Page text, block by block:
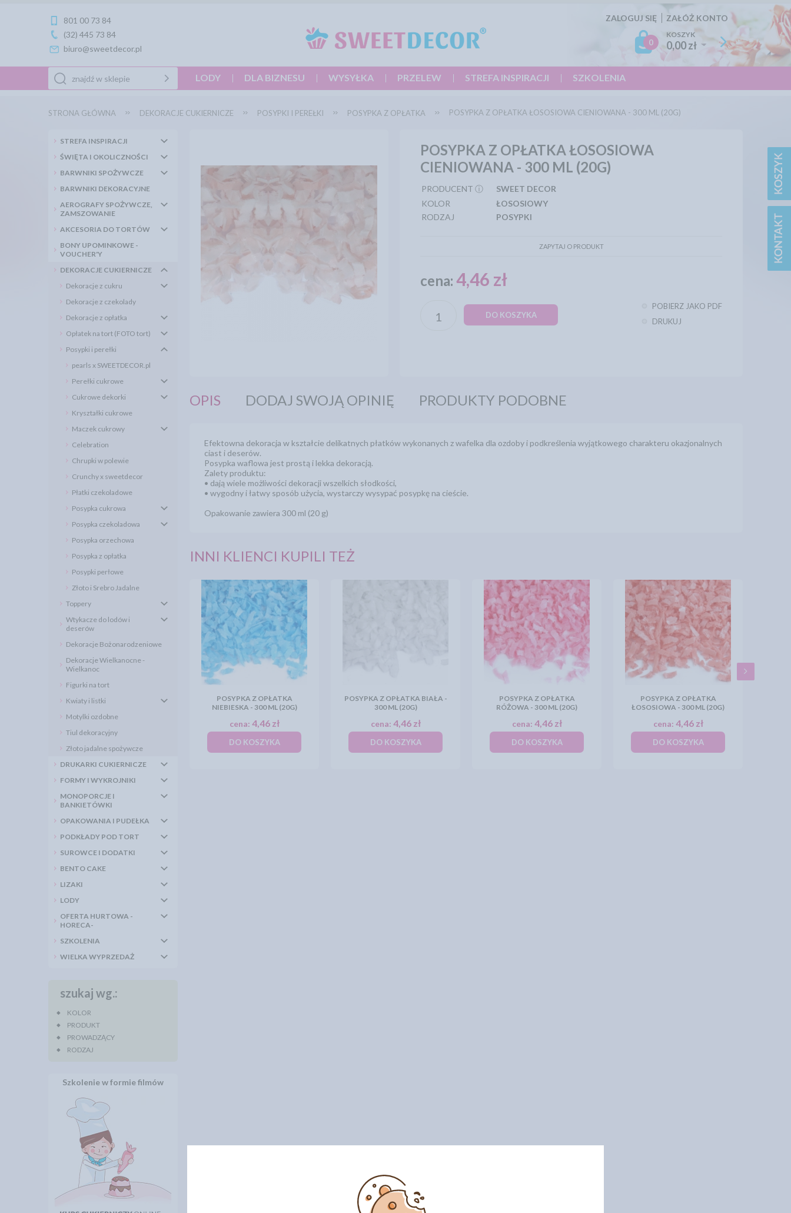
801 00 73 84
(32) 445 73 84
biuro@sweetdecor.pl
ZALOGUJ SIĘ ZAŁÓŻ KONTO
0
KOSZYK
0,00 zł
LODY DLA BIZNESU WYSYŁKA PRZELEW STREFA INSPIRACJI SZKOLENIA
STRONA GŁÓWNA DEKORACJE CUKIERNICZE POSYPKI I PEREŁKI POSYPKA Z OPŁATKA POSYPKA Z OPŁATKA ŁOSOSIOWA CIENIOWANA - 300 ML (20G)
STREFA INSPIRACJI
ŚWIĘTA I OKOLICZNOŚCI
BARWNIKI SPOŻYWCZE
BARWNIKI DEKORACYJNE
AEROGRAFY SPOŻYWCZE,
ZAMSZOWANIE
AKCESORIA DO TORTÓW
BONY UPOMINKOWE -
VOUCHER'Y
DEKORACJE CUKIERNICZE
Dekoracje z cukru
Dekoracje z czekolady
Dekoracje z opłatka
Opłatek na tort (FOTO tort)
Posypki i perełki
pearls x SWEETDECOR.pl
Perełki cukrowe
Cukrowe dekorki
Kryształki cukrowe
Maczek cukrowy
Celebration
Chrupki w polewie
Crunchy x sweetdecor
Płatki czekoladowe
Posypka cukrowa
Posypka czekoladowa
Posypka orzechowa
Posypka z opłatka
Posypki perłowe
Złoto i Srebro Jadalne
Toppery
Wtykacze do lodów i
deserów
Dekoracje Bożonarodzeniowe
Dekoracje Wielkanocne -
Wielkanoc
Figurki na tort
Kwiaty i listki
Motylki ozdobne
Tiul dekoracyjny
Złoto jadalne spożywcze
DRUKARKI CUKIERNICZE
FORMY I WYKROJNIKI
MONOPORCJE I
BANKIETÓWKI
OPAKOWANIA I PUDEŁKA
PODKŁADY POD TORT
SUROWCE I DODATKI
BENTO CAKE
LIZAKI
LODY
OFERTA HURTOWA -
HORECA-
SZKOLENIA
WIELKA WYPRZEDAŻ
szukaj wg.:
KOLOR
PRODUKT
PROWADZĄCY
RODZAJ
Szkolenie w formie filmów
POSYPKA Z OPŁATKA ŁOSOSIOWA
CIENIOWANA - 300 ML (20G)
PRODUCENT ⓘ
SWEET DECOR
KOLOR
ŁOSOSIOWY
RODZAJ
POSYPKI
ZAPYTAJ O PRODUKT
cena:4,46 zł
DO KOSZYKA
POBIERZ JAKO PDF
DRUKUJ
OPIS DODAJ SWOJĄ OPINIĘ PRODUKTY PODOBNE
Efektowna dekoracja w kształcie delikatnych płatków wykonanych z wafelka dla ozdoby i podkreślenia wyjątkowego charakteru okazjonalnych
ciast i deserów.
Posypka waflowa jest prostą i lekka dekoracją.
Zalety produktu:
• dają wiele możliwości dekoracji wszelkich słodkości,
• wygodny i łatwy sposób użycia, wystarczy wysypać posypkę na cieście.
Opakowanie zawiera 300 ml (20 g)
INNI KLIENCI KUPILI TEŻ
POSYPKA Z OPŁATKA
NIEBIESKA - 300 ML (20G)
cena: 4,46 zł
DO KOSZYKA
POSYPKA Z OPŁATKA BIAŁA -
300 ML (20G)
cena: 4,46 zł
DO KOSZYKA
POSYPKA Z OPŁATKA
RÓŻOWA - 300 ML (20G)
cena: 4,46 zł
DO KOSZYKA
POSYPKA Z OPŁATKA
ŁOSOSIOWA - 300 ML (20G)
cena: 4,46 zł
DO KOSZYKA